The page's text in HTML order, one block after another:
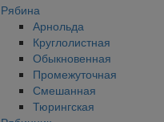
Рябина
Арнольда
Круглолистная
Обыкновенная
Промежуточная
Смешанная
Тюрингская